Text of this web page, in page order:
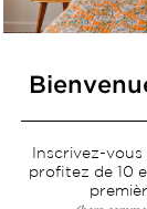
Sacs &
Services
Livraison &
CGV
Inscrivez-
profitez de 10